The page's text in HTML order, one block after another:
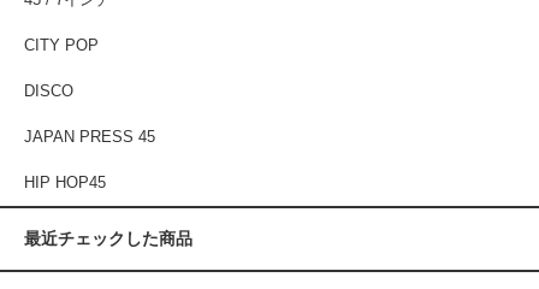
CITY POP
DISCO
JAPAN PRESS 45
HIP HOP45
最近チェックした商品